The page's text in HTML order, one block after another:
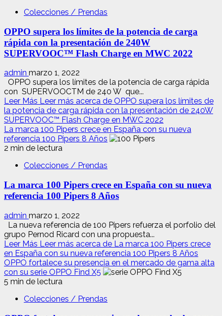
Colecciones / Prendas
OPPO supera los límites de la potencia de carga
rápida con la presentación de 240W
SUPERVOOC™ Flash Charge en MWC 2022
admin marzo 1, 2022
OPPO supera los límites de la potencia de carga rápida
con SUPERVOOCTM de 240 W que...
Leer Más Leer más acerca de OPPO supera los límites de
la potencia de carga rápida con la presentación de 240W
SUPERVOOC™ Flash Charge en MWC 2022
La marca 100 Pipers crece en España con su nueva
referencia 100 Pipers 8 Años
2 min de lectura
Colecciones / Prendas
La marca 100 Pipers crece en España con su nueva
referencia 100 Pipers 8 Años
admin marzo 1, 2022
La nueva referencia de 100 Pipers refuerza el porfolio del
grupo Pernod Ricard con una propuesta...
Leer Más Leer más acerca de La marca 100 Pipers crece
en España con su nueva referencia 100 Pipers 8 Años
OPPO fortalece su presencia en el mercado de gama alta
con su serie OPPO Find X5
5 min de lectura
Colecciones / Prendas